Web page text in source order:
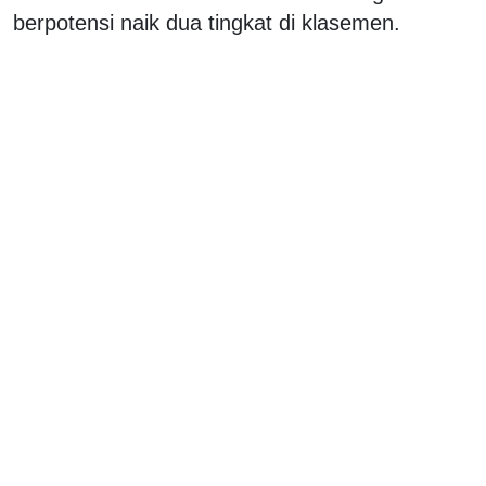
berpotensi naik dua tingkat di klasemen.